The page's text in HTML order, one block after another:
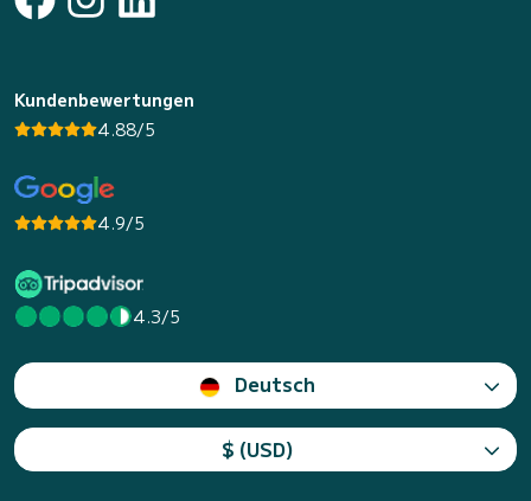
Kundenbewertungen
4.88/5
4.9/5
4.3/5
Deutsch
$ (USD)